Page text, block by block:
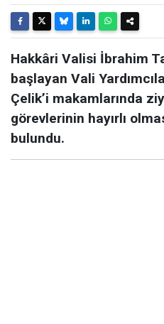
Hakkâri Valisi İbrahim
başlayan Vali
Çelik’i makamlarında
görevlerinin hayırlı
bulundu.